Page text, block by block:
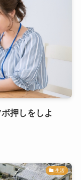
押しをしよ
生活